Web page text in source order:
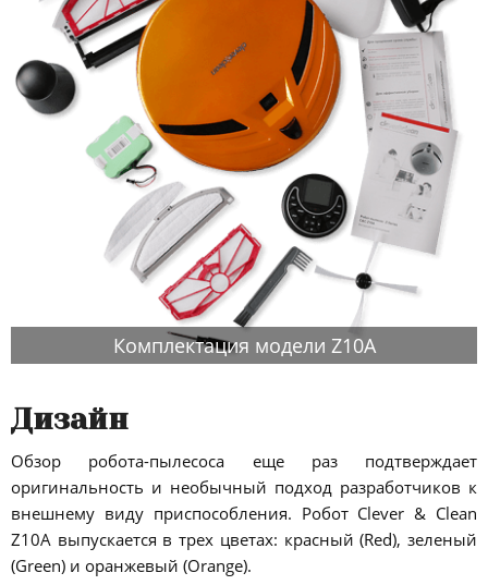
Комплектация модели Z10A
Дизайн
Обзор робота-пылесоса еще раз подтверждает
оригинальность и необычный подход разработчиков к
внешнему виду приспособления. Робот Clever & Clean
Z10A выпускается в трех цветах: красный (Red), зеленый
(Green) и оранжевый (Orange).